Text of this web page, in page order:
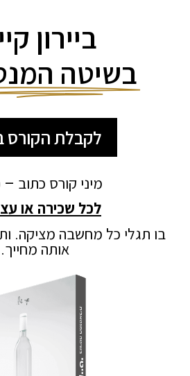
ביירון
בשיטה
לקבלת הקורס
מיני קורס כתוב –
לכל שכירה או
בו תגלי כל מחשבה מציקה.
אותה מחייך.